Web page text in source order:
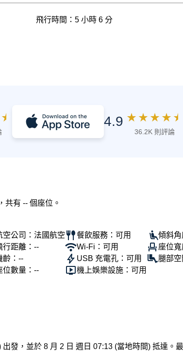
飛行時間：5 小時 6 分
★ 4.9 ★ ★ ★ ★ ★
36.2K 則評論
共有 -- 個座位。
空公司：法國航空
行距離：--
齡：--
位數量：--
餐飲服務：可用
Wi-Fi：可用
USB 充電孔：可用
機上娛樂設施：可用
傾斜
座位
腿部
發，並於 8 月 2 日 週日 07:13 (當地時間) 抵達。